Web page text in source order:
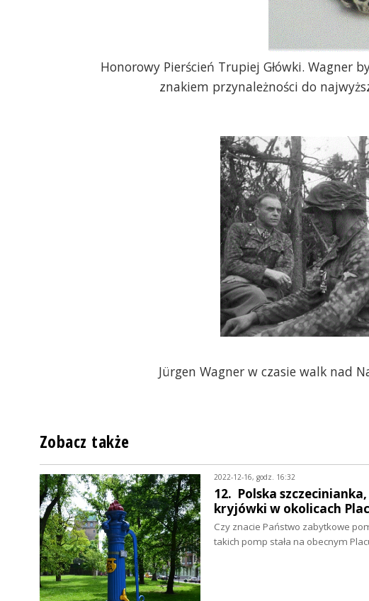
Honorowy Pierścień Trupiej Główki. Wagner
znakiem przynależności do
Jürgen Wagner w czasie walk nad
Zobacz także
2022-12-16, godz. 16:32
12. Polska
kryjówki w okolicach
Czy znacie Państwo zabytkowe
takich pomp stała na obecnym